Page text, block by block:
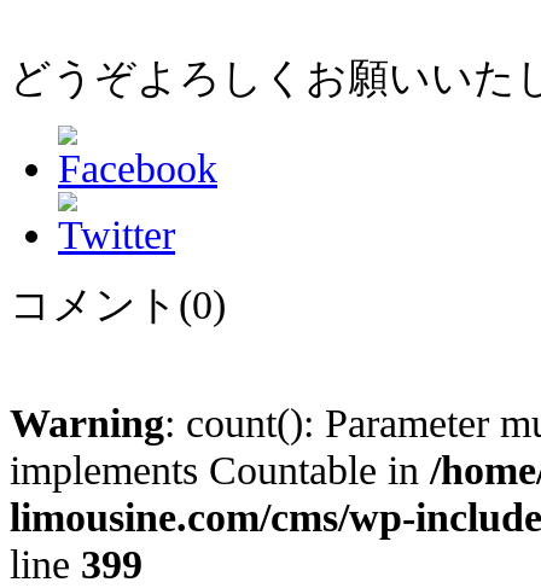
どうぞよろしくお願いいた
コメント(0)
Warning: count(): Parameter
implements Countable in /
limousine.com/cms/wp-
line 399